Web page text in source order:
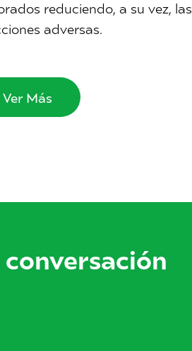
reduciendo, a su vez, las
adversas.
Ver Más
conversación